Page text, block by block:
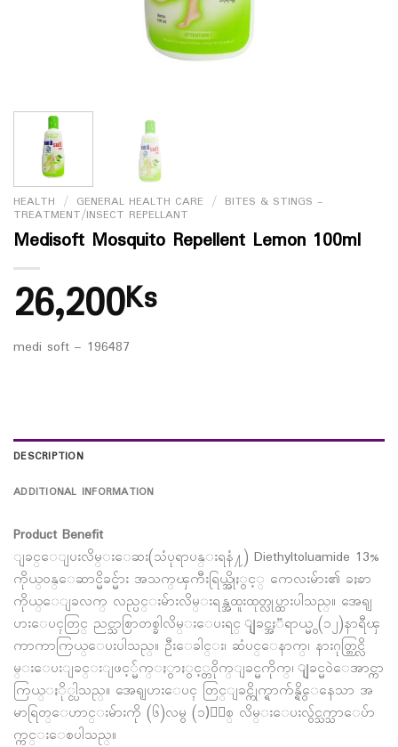
HEALTH / GENERAL HEALTH CARE / BITES & STINGS -
TREATMENT/INSECT REPELLANT
Medisoft Mosquito Repellent Lemon 100ml
26,200Ks
medi soft – 196487
DESCRIPTION
ADDITIONAL INFORMATION
Product Benefit
ျခင္ေျပးလိမ္းေဆး(သံပုရာပန္းရနံ႔) Diethyltoluamide 13%
ကိုယ္ဝန္ေဆာင္မိခင္မ်ား အသက္ၾကီးရြယ္အိုႏွင့္ ကေလးမ်ား၏ ခႏၶာ
ကိုယ္ေျခလက္ လည္ပင္းမ်ားလိမ္းရန္အထူးထုတ္လုပ္ထားပါသည္။ အေရျ
ပားေပၚတြင္ ညင္သာစြာတစ္ခါလိမ္းေပးရင္ ျခင္အႏၱရာယ္မွ (၁၂)နာရီၾ
ကာကာကြယ္ေပးပါသည္။ ဦးေခါင္း၊ ဆံပင္ေနာက္၊ နားဂုတ္တြင္လိ
မ္းေပးျခင္းျဖင့္မ်က္ႏွာႏွင့္တဝိုက္ျခင္မကိုက္၊ ျခင္မဝဲေအာင္ကာ
ကြယ္ႏို္င္ပါသည္။ အေရျပားေပၚ တြင္ျခင္ကိုက္ရာက်န္ရွိေနေသာ အ
မာရြတ္ေဟာင္းမ်ားကို (၆)လမွ (၁)ႏွစ္ လိမ္းေပးလွ်င္သက္သာေပ်ာ
က္ကင္းေစပါသည္။